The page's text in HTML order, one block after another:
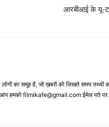
आरबीआई के यू-
का समूह है, जो ख़बरों को लिखते समय तथ्‍यों
आप हमको filmikafe@gmail.com ईमेल पते